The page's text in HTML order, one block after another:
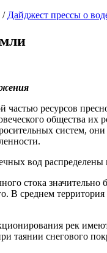
/ Дайджест прессы о
частью ресурсов
общества их
систем,
вод
стока значительно
В среднем
рек
таянии снегового